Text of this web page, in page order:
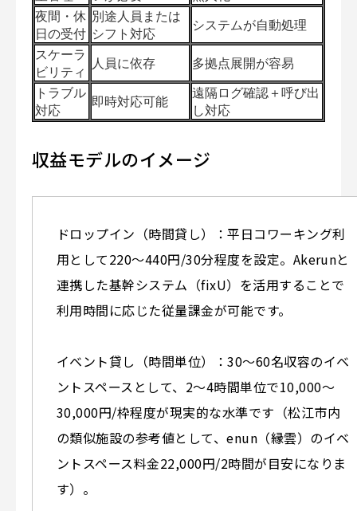
夜間・休
日の受付
別途人員または
シフト対応
システムが自動処理
スケーラ
ビリティ
人員に依存
多拠点展開が容易
トラブル
対応
即時対応可能
遠隔ログ確認＋呼び出
し対応
収益モデルのイメージ
ドロップイン（時間貸し）：平日コワーキング利
用として220〜440円/30分程度を設定。Akerunと
連携した基幹システム（fixU）を活用することで
利用時間に応じた従量課金が可能です。
イベント貸し（時間単位）：30〜60名収容のイベ
ントスペースとして、2〜4時間単位で10,000〜
30,000円/枠程度が現実的な水準です（松江市内
の類似施設の参考値として、enun（縁雲）のイベ
ントスペース料金22,000円/2時間が目安になりま
す）。